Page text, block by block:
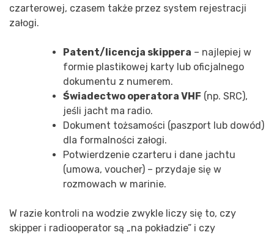
czarterowej, czasem także przez system rejestracji
załogi.
Patent/licencja skippera – najlepiej w
formie plastikowej karty lub oficjalnego
dokumentu z numerem.
Świadectwo operatora VHF (np. SRC),
jeśli jacht ma radio.
Dokument tożsamości (paszport lub dowód)
dla formalności załogi.
Potwierdzenie czarteru i dane jachtu
(umowa, voucher) – przydaje się w
rozmowach w marinie.
W razie kontroli na wodzie zwykle liczy się to, czy
skipper i radiooperator są „na pokładzie” i czy